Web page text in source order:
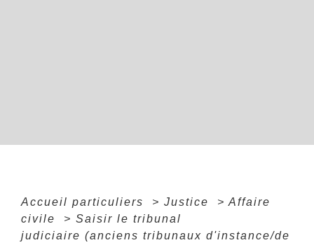
Accueil particuliers > Justice > Affaire
civile
> Saisir le tribunal
judiciaire (anciens tribunaux d'instance/de